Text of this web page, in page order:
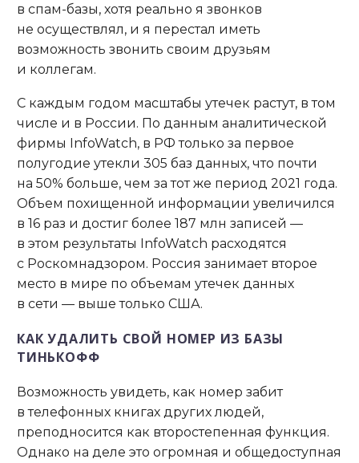
в спам-базы, хотя реально я звонков
не осуществлял, и я перестал иметь
возможность звонить своим друзьям
и коллегам.
С каждым годом масштабы утечек растут, в том
числе и в России. По данным аналитической
фирмы InfoWatch, в РФ только за первое
полугодие утекли 305 баз данных, что почти
на 50% больше, чем за тот же период 2021 года.
Объем похищенной информации увеличился
в 16 раз и достиг более 187 млн записей —
в этом результаты InfoWatch расходятся
с Роскомнадзором. Россия занимает второе
место в мире по объемам утечек данных
в сети — выше только США.
КАК УДАЛИТЬ СВОЙ НОМЕР ИЗ БАЗЫ
ТИНЬКОФФ
Возможность увидеть, как номер забит
в телефонных книгах других людей,
преподносится как второстепенная функция.
Однако на деле это огромная и общедоступная